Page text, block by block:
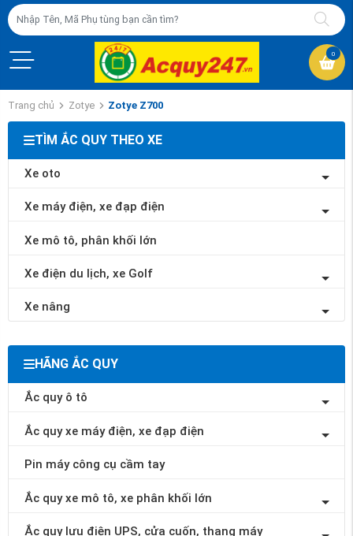
0
Trang chủ Zotye Zotye Z700
TÌM ẮC QUY THEO XE
Xe oto
Xe máy điện, xe đạp điện
Xe mô tô, phân khối lớn
Xe điện du lịch, xe Golf
Xe nâng
HÃNG ẮC QUY
Ắc quy ô tô
Ắc quy xe máy điện, xe đạp điện
Pin máy công cụ cầm tay
Ắc quy xe mô tô, xe phân khối lớn
Ắc quy lưu điện UPS, cửa cuốn, thang máy